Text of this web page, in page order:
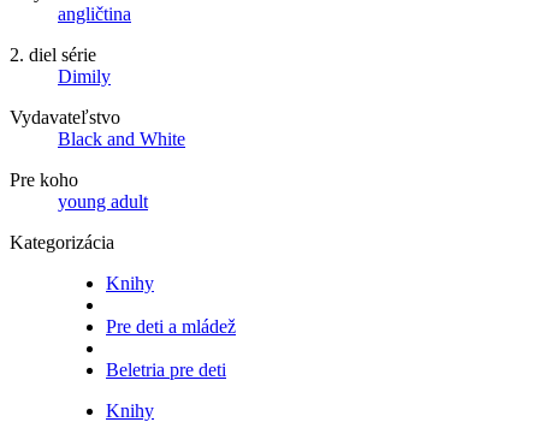
angličtina
2. diel série
Dimily
Vydavateľstvo
Black and White
Pre koho
young adult
Kategorizácia
Knihy
Pre deti a mládež
Beletria pre deti
Knihy